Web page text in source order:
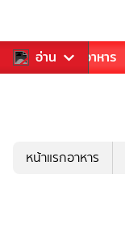
อ่าน
การเพลง อาหาร
หน้าแรกอาหาร